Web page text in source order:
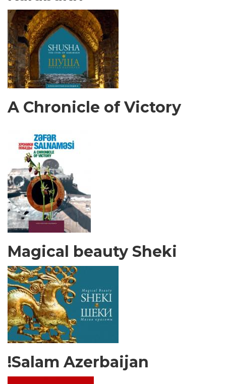
A Chronicle of Victory
Magical beauty Sheki
Salam Azerbaijan!